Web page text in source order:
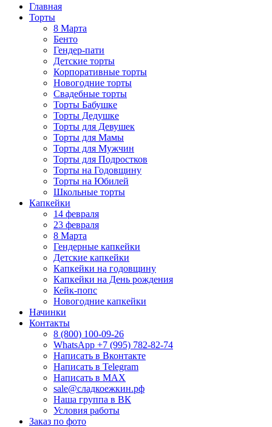
Главная
Торты
8 Марта
Бенто
Гендер-пати
Детские торты
Корпоративные торты
Новогодние торты
Свадебные торты
Торты Бабушке
Торты Дедушке
Торты для Девушек
Торты для Мамы
Торты для Мужчин
Торты для Подростков
Торты на Годовщину
Торты на Юбилей
Школьные торты
Капкейки
14 февраля
23 февраля
8 Марта
Гендерные капкейки
Детские капкейки
Капкейки на годовщину
Капкейки на День рождения
Кейк-попс
Новогодние капкейки
Начинки
Контакты
8 (800) 100-09-26
WhatsApp +7 (995) 782-82-74
Написать в Вконтакте
Написать в Telegram
Написать в MAX
sale@сладкоежкин.рф
Наша группа в ВК
Условия работы
Заказ по фото